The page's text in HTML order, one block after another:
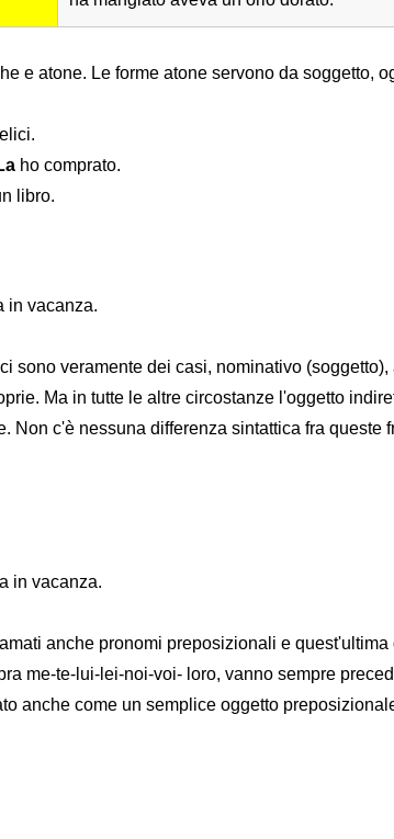
e atone. Le forme atone servono da soggetto,
ho comprato.
libro.
in vacanza.
sono veramente dei casi, nominativo
Ma in tutte le altre circostanze l'oggetto
Non c'è nessuna differenza sintattica fra queste
in vacanza.
anche pronomi preposizionali e quest'ultima
me-te-lui-lei-noi-voi- loro, vanno sempre
anche come un semplice oggetto